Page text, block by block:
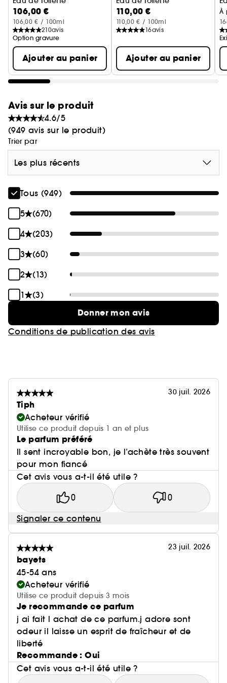
106,00 €
106,00 € / 100ml
210avis
Option gravure
Ajouter au panier
110,00 €
110,00 € / 100ml
16avis
Ajouter au panier
À
Avis sur le produit
4.6/5
(949 avis sur le produit)
Trier par
Les plus récents
Tous (949)
5
(670)
4
(203)
3
(60)
2
(13)
1
(3)
Donner mon avis
Conditions de publication des avis
30 juil. 2026
Tiph
Acheteur vérifié
Utilise ce produit depuis 1 an et plus
Le parfum préféré
Il sent incroyable bon, je l’achète très souvent
pour mon fiancé
Cet avis vous a-t-il été utile ?
0 0
Signaler ce contenu
23 juil. 2026
bayets
45-54 ans
Acheteur vérifié
Utilise ce produit depuis 3 mois
Je recommande ce parfum
j ai fait l achat de ce parfum.j adore sont
odeur il laisse un esprit de fraîcheur et de
liberté
Recommande : Oui
Cet avis vous a-t-il été utile ?